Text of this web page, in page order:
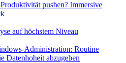
pushen? Immersive
auf höchstem Niveau
Administration: Routine
Datenhoheit abzugeben